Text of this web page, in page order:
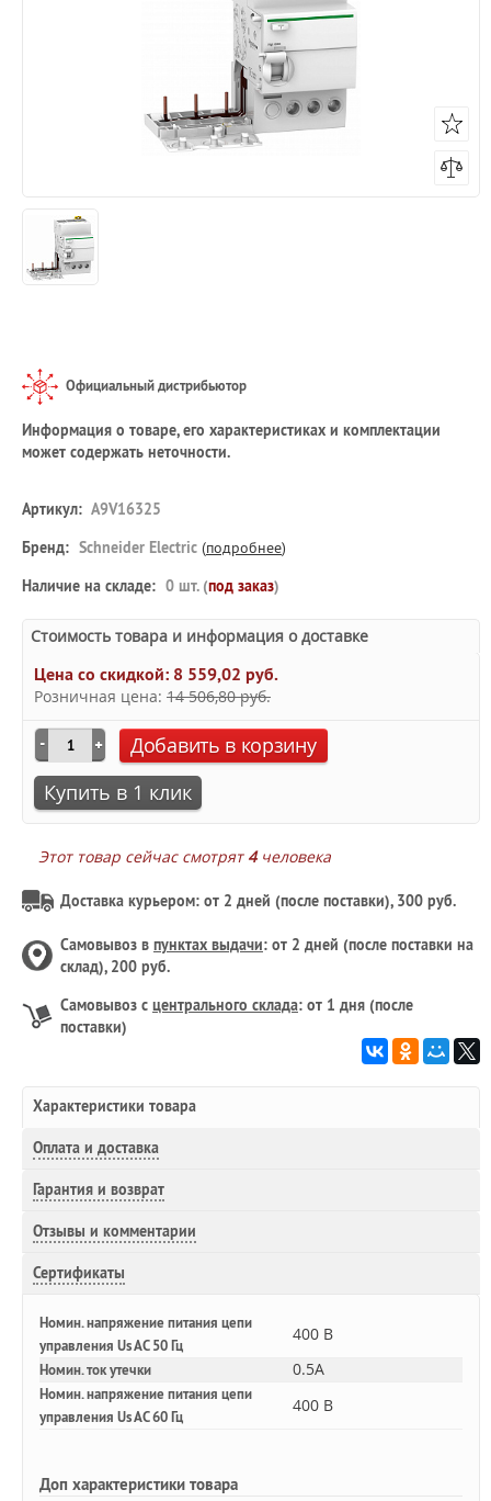
Официальный дистрибьютор
Информация о товаре, его характеристиках и комплектации
может содержать неточности.
Артикул: A9V16325
Бренд: Schneider Electric (подробнее)
Наличие на складе: 0 шт. (под заказ)
Стоимость товара и информация о доставке
Цена со скидкой: 8 559,02 руб.
Розничная цена: 14 506,80 руб.
Добавить в корзину
Купить в 1 клик
Этот товар сейчас смотрят 4человека
Доставка курьером: от 2 дней (после поставки), 300 руб.
Самовывоз в пунктах выдачи: от 2 дней (после поставки на
склад), 200 руб.
Самовывоз с центрального склада: от 1 дня (после
поставки)
Характеристики товара
Оплата и доставка
Гарантия и возврат
Отзывы и комментарии
Сертификаты
Номин. напряжение питания цепи
управления Us AC 50 Гц
400 В
Номин. ток утечки 0.5A
Номин. напряжение питания цепи
управления Us AC 60 Гц
400 В
Доп характеристики товара